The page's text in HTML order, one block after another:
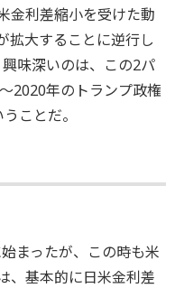
金利差縮小を受けた動
拡大することに逆行し
味深いのは、この2パ
2020年のトランプ政権
ことだ。
まったが、この時も米
、基本的に日米金利差